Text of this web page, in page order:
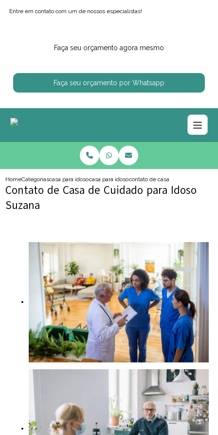
Entre em contato com um de nossos especialistas!
Faça seu orçamento agora mesmo
Faça seu orçamento por Whatsapp
HomeCategoriascasa para idososcasa para idoso com mal de parkinson
contato de casa de cuidado para
Contato de Casa de Cuidado para Idoso
Suzana